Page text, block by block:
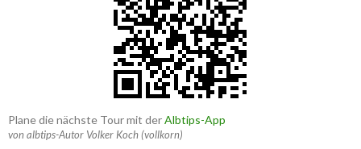
Plane die nächste Tour mit derAlbtips-App
von albtips-Autor Volker Koch (vollkorn)